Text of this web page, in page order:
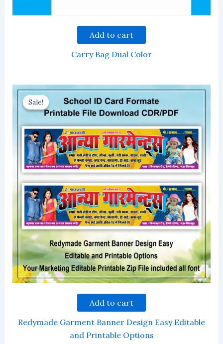
Add to cart
Carry Bag Dual Color
Sale!
Sale!
Add to cart
Redymade Garment Banner Design Easy Editable
and Printable Options